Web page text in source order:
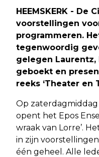
HEEMSKERK - De
voorstellingen
programmeren.
tegenwoordig
gelegen
geboekt en
reeks ‘Theater en
Op zaterdagmiddag
opent het Epos
wraak van Lorre’.
in zijn
één geheel. Alle